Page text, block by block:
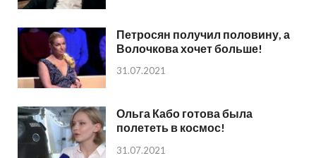
Петросян получил половину, а
Волочкова хочет больше!
31.07.2021
Ольга Кабо готова была
полететь в космос!
31.07.2021